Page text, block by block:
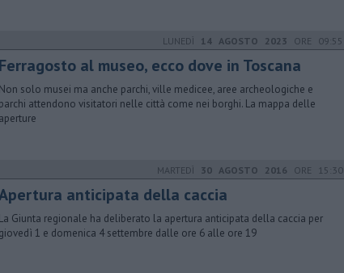
LUNEDÌ 14 AGOSTO 2023 ORE 09:55
Ferragosto al museo, ecco dove in Toscana
Non solo musei ma anche parchi, ville medicee, aree archeologiche e
parchi attendono visitatori nelle città come nei borghi. La mappa delle
aperture
MARTEDÌ 30 AGOSTO 2016 ORE 15:30
anticipata della caccia
La Giunta regionale ha deliberato la apertura anticipata della caccia per
giovedì 1 e domenica 4 settembre dalle ore 6 alle ore 19